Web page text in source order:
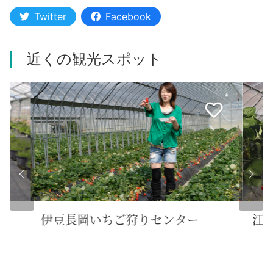
Twitter Facebook
近くの観光スポット
江間いちご狩りセンター 自